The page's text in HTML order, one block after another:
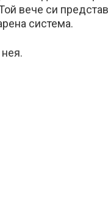
вече си
система.